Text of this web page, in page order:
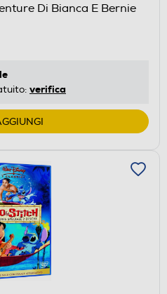
Di Bianca E Bernie
verifica